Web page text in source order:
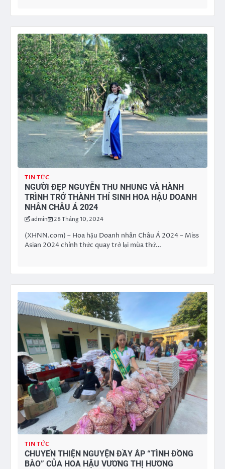
TIN TỨC
NGƯỜI ĐẸP NGUYỄN THU NHUNG VÀ HÀNH
TRÌNH TRỞ THÀNH THÍ SINH HOA HẬU DOANH
NHÂN CHÂU Á 2024
admin 28 Tháng 10, 2024
(XHNN.com) – Hoa hậu Doanh nhân Châu Á 2024 – Miss
Asian 2024 chính thức quay trở lại mùa thứ…
TIN TỨC
CHUYẾN THIỆN NGUYỆN ĐẦY ẮP “TÌNH ĐỒNG
BÀO” CỦA HOA HẬU VƯƠNG THỊ HƯƠNG